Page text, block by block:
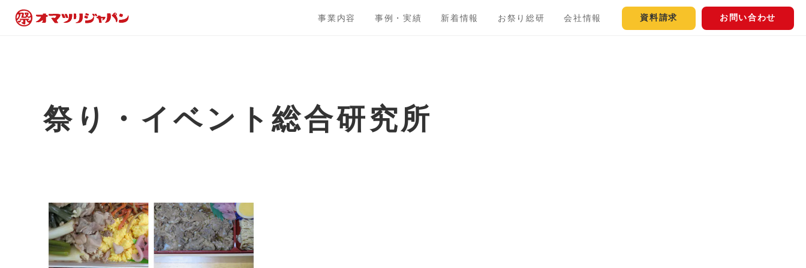
事業内容 事例・実績 新着情報 お祭り総研 会社情報 資料請求 お問い合わせ
祭り・イベント総合研究所